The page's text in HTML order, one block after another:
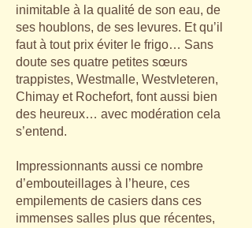
inimitable à la qualité de son eau, de
ses houblons, de ses levures. Et qu’il
faut à tout prix éviter le frigo… Sans
doute ses quatre petites sœurs
trappistes, Westmalle, Westvleteren,
Chimay et Rochefort, font aussi bien
des heureux… avec modération cela
s’entend.
Impressionnants aussi ce nombre
d’embouteillages à l’heure, ces
empilements de casiers dans ces
immenses salles plus que récentes,